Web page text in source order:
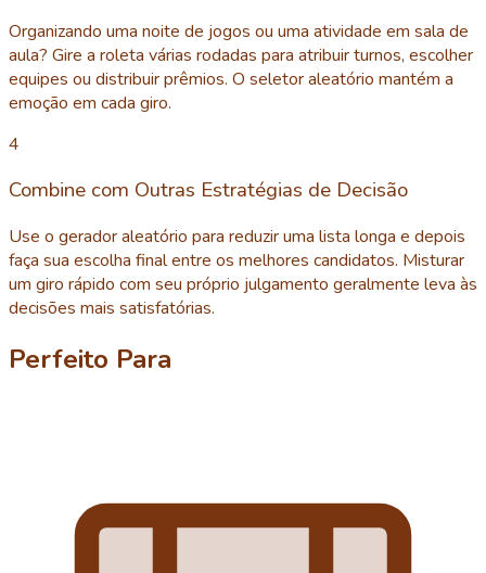
Organizando uma noite de jogos ou uma atividade em sala de
aula? Gire a roleta várias rodadas para atribuir turnos, escolher
equipes ou distribuir prêmios. O seletor aleatório mantém a
emoção em cada giro.
4
Combine com Outras Estratégias de Decisão
Use o gerador aleatório para reduzir uma lista longa e depois
faça sua escolha final entre os melhores candidatos. Misturar
um giro rápido com seu próprio julgamento geralmente leva às
decisões mais satisfatórias.
Perfeito Para